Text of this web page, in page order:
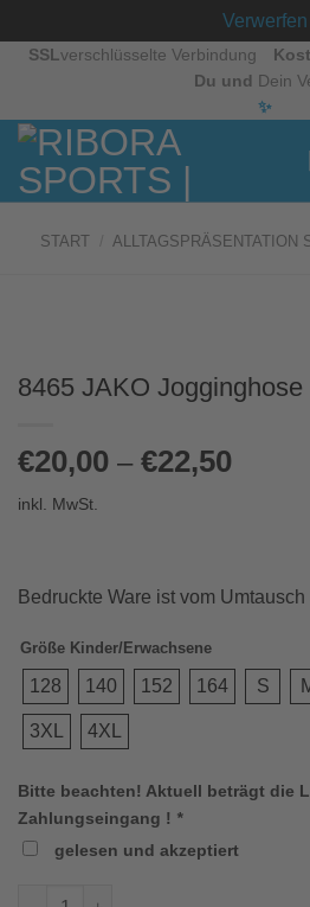
Verwerfen
ZumSSL verschlüsselte Verbindung
Du und Dein
✨
START ALLTAGSPRÄSENTATION
8465 JAKO
€20,00 – €22,50
inkl. MwSt.
Bedruckte Ware ist vom
Größe Kinder/Erwachsene
128 140 152 164 S
3XL 4XL
Bitte beachten! Aktuell beträgt die
Zahlungseingang ! *
gelesen und akzeptiert
8465 JAKO Jogginghose Base